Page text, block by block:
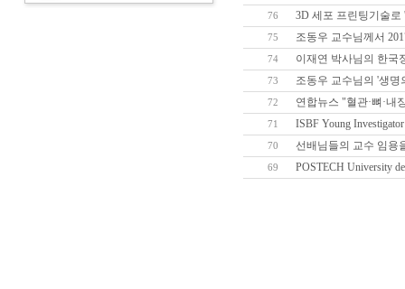
76 3D 세포 프린팅기술
75 조동우 교수님께서
74 이재연 박사님의 한국
73 조동우 교수님의 '생
72 연합뉴스 "혈관·뼈·
71 ISBF Young
70 선배님들의 교수 임용
69 POSTECH University